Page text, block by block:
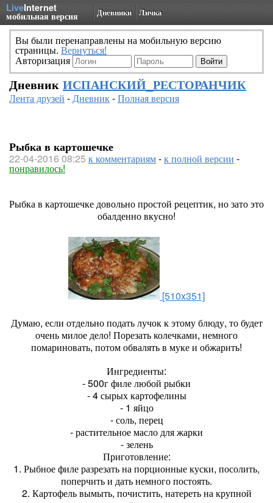
LiveInternet
мобильная версия Дневники Личка
Вы были перенаправлены на мобильную версию
страницы. Вернуться!
Авторизация
Дневник ИСПАНСКИЙ_РЕСТОРАНЧИК
Лента друзей -Дневник-Полная версия
Рыбка в картошечке
22-04-2016 08:25 к комментариям-к полной версии -
понравилось!
Рыбка в картошечке довольно простой рецептик, но зато это
обалденно вкусно!
[510x351]
Думаю, если отдельно подать лучок к этому блюду, то будет
очень милое дело! Порезать колечками, немного
помариновать, потом обвалять в муке и обжарить!
Ингредиенты:
- 500г филе любой рыбки
- 4 сырых картофелины
- 1 яйцо
- соль, перец
- растительное масло для жарки
- зелень
Приготовление:
1. Рыбное филе разрезать на порционные куски, посолить,
поперчить и дать немного постоять.
2. Картофель вымыть, почистить, натереть на крупной